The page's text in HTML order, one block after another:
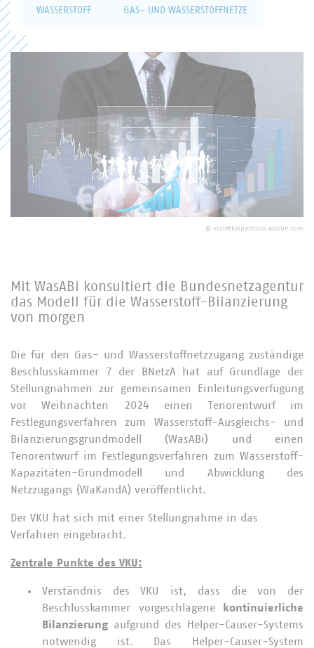
WASSERSTOFF GAS- UND WASSERSTOFFNETZE
© violetkaipa/stock.adobe.com
Mit WasABi konsultiert die Bundesnetzagentur
das Modell für die Wasserstoff-Bilanzierung
von morgen
Die für den Gas- und Wasserstoffnetzzugang zuständige
Beschlusskammer 7 der BNetzA hat auf Grundlage der
Stellungnahmen zur gemeinsamen Einleitungsverfügung
vor Weihnachten 2024 einen Tenorentwurf im
Festlegungsverfahren zum Wasserstoff-Ausgleichs- und
Bilanzierungsgrundmodell (WasABi) und einen
Tenorentwurf im Festlegungsverfahren zum Wasserstoff-
Kapazitäten-Grundmodell und Abwicklung des
Netzzugangs (WaKandA) veröffentlicht.
Der VKU hat sich mit einer Stellungnahme in das
Verfahren eingebracht.
Zentrale Punkte des VKU:
Verständnis des VKU ist, dass die von der
Beschlusskammer vorgeschlagene
kontinuierliche
Bilanzierung aufgrund des Helper-Causer-Systems
notwendig ist. Das Helper-Causer-System